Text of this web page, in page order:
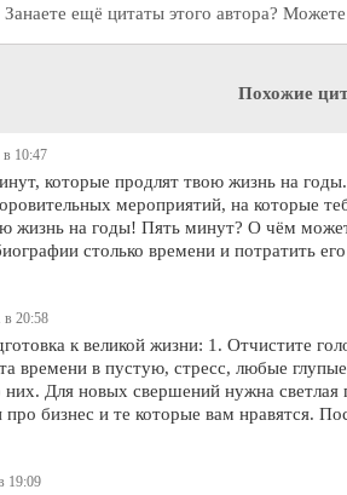
Занаете ещё цитаты этого автора?
Похожие
в 10:47
которые продлят твою жизнь на
мероприятий, на которые
жизнь на годы! Пять минут? О чём
столько времени и потратить
в 20:58
к великой жизни: 1. Отчистите
времени в пустую, стресс, любые
них. Для новых свершений нужна светлая
про бизнес и те которые вам нравятся.
19:09